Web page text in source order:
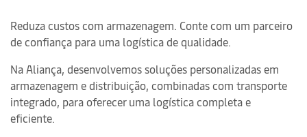
Reduza custos com armazenagem. Conte com um parceiro
de confiança para uma logística de qualidade.
Na Aliança, desenvolvemos soluções personalizadas em
armazenagem e distribuição, combinadas com transporte
integrado, para oferecer uma logística completa e
eficiente.